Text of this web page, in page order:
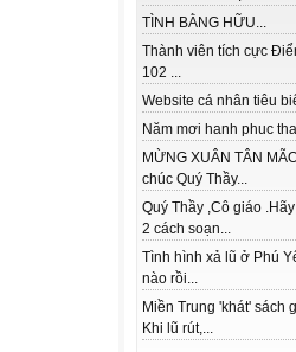
TÌNH BẰNG HỮU...
Thành viên tích cực
102 ...
Website cá nhân tiêu
Năm mơi hanh phuc
MỪNG XUÂN TÂN
chúc Quý Thầy...
Quý Thầy ,Cô giáo
2 cách soạn...
Tình hình xả lũ ở Phú
nào rồi...
Miền Trung 'khát' sách
Khi lũ rút,...